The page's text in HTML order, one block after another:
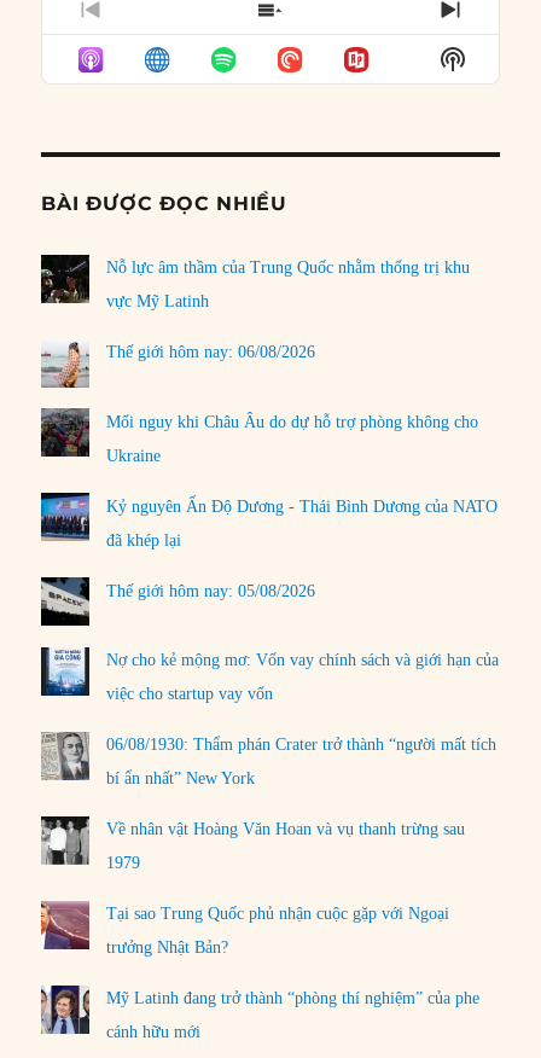
PREVIOUS
EPISODE
SHOW
EPISODES
LIST
NEXT
Show
Podcast
BÀI ĐƯỢC ĐỌC NHIỀU
Nỗ lực âm thầm của Trung Quốc nhằm thống trị khu
vực Mỹ Latinh
Thế giới hôm nay: 06/08/2026
Mối nguy khi Châu Âu do dự hỗ trợ phòng không cho
Ukraine
Kỷ nguyên Ấn Độ Dương - Thái Bình Dương của NATO
đã khép lại
Thế giới hôm nay: 05/08/2026
Nợ cho kẻ mộng mơ: Vốn vay chính sách và giới hạn của
việc cho startup vay vốn
06/08/1930: Thẩm phán Crater trở thành “người mất tích
bí ẩn nhất” New York
Về nhân vật Hoàng Văn Hoan và vụ thanh trừng sau
1979
Tại sao Trung Quốc phủ nhận cuộc gặp với Ngoại
trưởng Nhật Bản?
Mỹ Latinh đang trở thành “phòng thí nghiệm” của phe
cánh hữu mới